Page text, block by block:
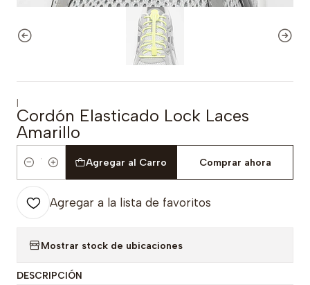
|
Cordón Elasticado Lock Laces
Amarillo
Cantidad
Agregar al Carro Comprar ahora
Agregar a la lista de favoritos
Mostrar stock de ubicaciones
DESCRIPCIÓN